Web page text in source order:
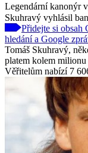
Legendární kanonýr
Skuhravý vyhlásil
Přidejte si obsah
hledání a Google
Tomáš Skuhravý,
platem kolem
Věřitelům nabízí 7